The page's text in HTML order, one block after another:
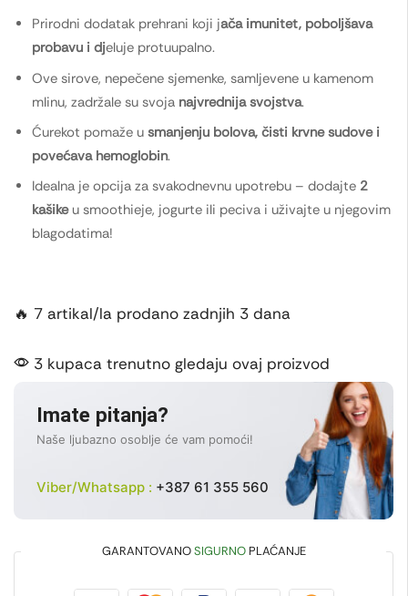
Prirodni dodatak prehrani koji jača imunitet, poboljšava
probavu i djeluje protuupalno.
Ove sirove, nepečene sjemenke, samljevene u kamenom
mlinu, zadržale su svoja najvrednija svojstva.
Ćurekot pomaže u smanjenju bolova, čisti krvne sudove i
povećava hemoglobin.
Idealna je opcija za svakodnevnu upotrebu – dodajte 2
kašikeu smoothieje, jogurte ili peciva i uživajte u njegovim
blagodatima!
🔥 7 artikal/la prodano zadnjih 3 dana
3 kupaca trenutno gledaju ovaj proizvod
Imate pitanja?
Naše ljubazno osoblje će vam pomoći!
Viber/Whatsapp : +387 61 355 560
GARANTOVANOSIGURNOPLAĆANJE